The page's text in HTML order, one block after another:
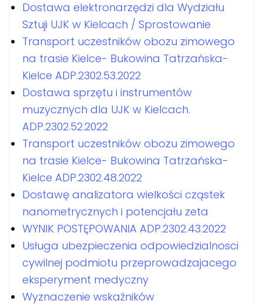
Dostawa elektronarzędzi dla Wydziału
Sztuji UJK w Kielcach / Sprostowanie
Transport uczestników obozu zimowego
na trasie Kielce- Bukowina Tatrzańska-
Kielce ADP.2302.53.2022
Dostawa sprzętu i instrumentów
muzycznych dla UJK w Kielcach.
ADP.2302.52.2022
Transport uczestników obozu zimowego
na trasie Kielce- Bukowina Tatrzańska-
Kielce ADP.2302.48.2022
Dostawę analizatora wielkości cząstek
nanometrycznych i potencjału zeta
WYNIK POSTĘPOWANIA ADP.2302.43.2022
Usługa ubezpieczenia odpowiedzialnosci
cywilnej podmiotu przeprowadzajacego
eksperyment medyczny
Wyznaczenie wskaźników